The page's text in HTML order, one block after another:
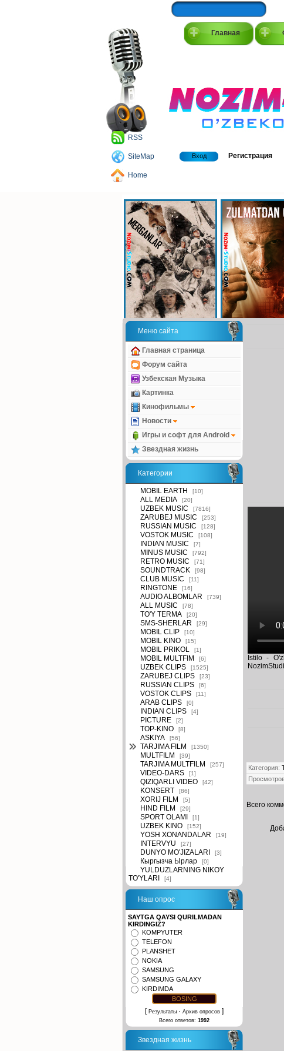
Главная
RSS
SiteMap
Home
Вход Регистрация
Меню сайта
Главная страница
Форум сайта
Узбекская Музыка
Картинка
Кинофильмы
Новости
Игры и софт для Android
Звездная жизнь
Категории
MOBIL EARTH [10]
ALL MEDIA [20]
UZBEK MUSIC [7816]
ZARUBEJ MUSIC [253]
RUSSIAN MUSIC [128]
VOSTOK MUSIC [108]
INDIAN MUSIC [7]
MINUS MUSIC [792]
RETRO MUSIC [71]
SOUNDTRACK [98]
CLUB MUSIC [11]
RINGTONE [16]
AUDIO ALBOMLAR [739]
ALL MUSIC [78]
TO'Y TERMA [20]
SMS-SHERLAR [29]
MOBIL CLIP [10]
MOBIL KINO [15]
MOBIL PRIKOL [1]
MOBIL MULTFIM [6]
UZBEK CLIPS [1525]
ZARUBEJ CLIPS [23]
RUSSIAN CLIPS [6]
VOSTOK CLIPS [11]
ARAB CLIPS [0]
INDIAN CLIPS [4]
PICTURE [2]
TOP-KINO [8]
ASKIYA [56]
TARJIMA FILM [1350]
MULTFILM [39]
TARJIMA MULTFILM [257]
VIDEO-DARS [1]
QIZIQARLI VIDEO [42]
KONSERT [86]
XORIJ FILM [5]
HIND FILM [29]
SPORT OLAMI [1]
UZBEK KINO [152]
YOSH XONANDALAR [19]
INTERVYU [27]
DUNYO MO'JIZALARI [3]
Кыргызча Ырлар [0]
YULDUZLARNING NIKOY
TO'YLARI
[4]
Наш опрос
SAYTGA QAYSI QURILMADAN
KIRDINGIZ?
KOMPYUTER
TELEFON
PLANSHET
NOKIA
SAMSUNG
SAMSUNG GALAXY
KIRDIMDA
[ Результаты · Архив опросов ]
Всего ответов: 1992
Звездная жизнь
Istilo -
Категория:
Всего